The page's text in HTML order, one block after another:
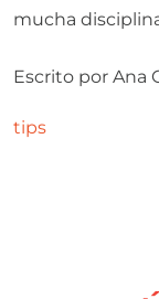
mucha
Escrito por Ana
tips